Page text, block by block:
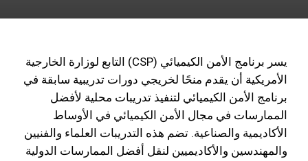
يسر برنامج الأمن الكيميائي (CSP) التابع لوزارة الخارجية
الأمريكية أن يقدم منحًا لخريجي دورات تدريبية سابقة في
برنامج الأمن الكيميائي لتنفيذ تدريبات محلية لأفضل
الممارسات في مجال الأمن الكيميائي في الأوساط
الأكاديمية والصناعية. تضم هذه التدريبات العلماء والفنيين
والمهندسين والأكاديميين لنقل أفضل الممارسات الدولية